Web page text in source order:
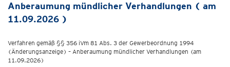
Anberaumung mündlicher Verhandlungen ( am
11.09.2026 )
Verfahren gemäß §§ 356 iVm 81 Abs. 3 der Gewerbeordnung 1994
(Änderungsanzeige) – Anberaumung mündlicher Verhandlungen (am
11.09.2026)